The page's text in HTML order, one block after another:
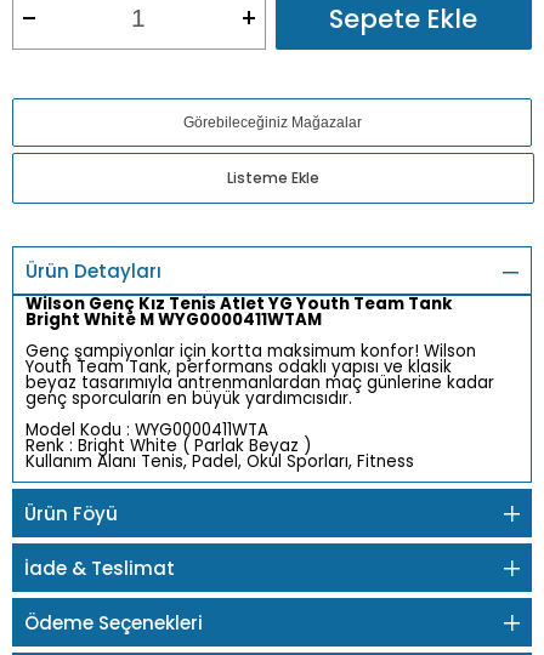
Sepete Ekle
Görebileceğiniz Mağazalar
Listeme Ekle
Ürün Detayları
Wilson Genç Kız Tenis Atlet YG Youth Team Tank
Bright White M WYG0000411WTAM
Genç şampiyonlar için kortta maksimum konfor! Wilson
Youth Team Tank, performans odaklı yapısı ve klasik
beyaz tasarımıyla antrenmanlardan maç günlerine kadar
genç sporcuların en büyük yardımcısıdır.
Model Kodu : WYG0000411WTA
Renk : Bright White ( Parlak Beyaz )
Kullanım Alanı Tenis, Padel, Okul Sporları, Fitness
Ürün Föyü
İade & Teslimat
Ödeme Seçenekleri